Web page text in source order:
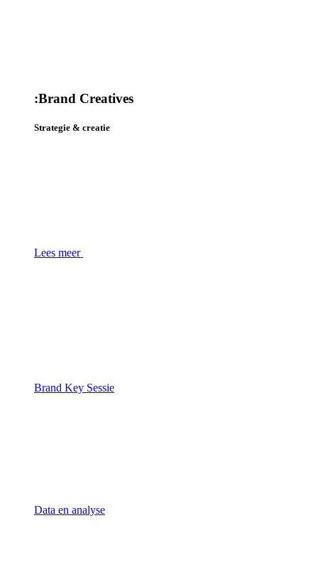
:Brand Creatives
Strategie & creatie
Lees meer
Brand Key Sessie
Data en analyse